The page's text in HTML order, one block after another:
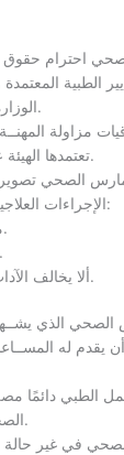
احترام حقوق
الطبية
الوزارة والجهات المختصة حيال ذلك.
مزاولة
تعتمدها الهيئة على ممارســي المهن الصحية.
الصحي تصوير
الإجراءات العلاجية ما لم تتوافر الضوابط التالية:
موافقة خطية من المريض.
موافقة المؤسسة الصحية.
ألا يخالف الآداب العامة وأخلاقيات المهنة.
الذي
له
الطبي دائمًا
الصحي أن يبذل جهده لكل مريض.
في غير حالة